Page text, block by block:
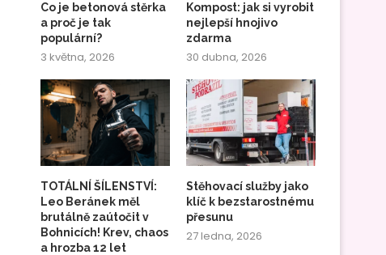
Co je betonová stěrka
a proč je tak
populární?
3 května, 2026
Kompost: jak si vyrobit
nejlepší hnojivo
zdarma
30 dubna, 2026
TOTÁLNÍ ŠÍLENSTVÍ:
Leo Beránek měl
brutálně zaútočit v
Bohnicích! Krev, chaos
a hrozba 12 let
Stěhovací služby jako
klíč k bezstarostnému
přesunu
27 ledna, 2026